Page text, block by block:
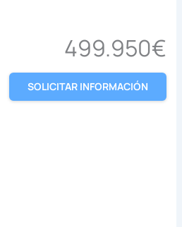
499.950€
SOLICITAR INFORMACIÓN